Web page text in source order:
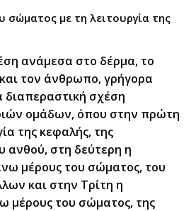
σώματος με τη λειτουργία της
ανάμεσα στο δέρμα, το
τον άνθρωπο, γρήγορα
διαπεραστική σχέση
ομάδων, όπου στην πρώτη
της κεφαλής, της
ανθού, στη δεύτερη η
μέρους του σώματος, του
και στην Τρίτη η
μέρους του σώματος, της